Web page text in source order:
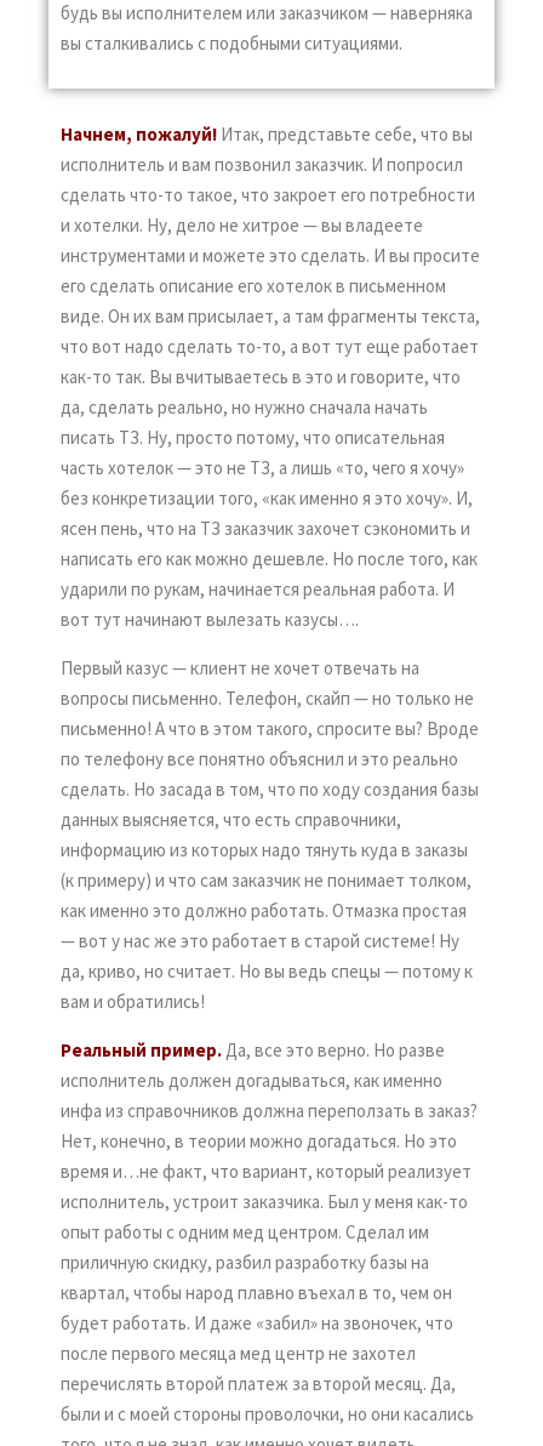
будь вы исполнителем или заказчиком — наверняка
вы сталкивались с подобными ситуациями.
Начнем, пожалуй! Итак, представьте себе, что вы
исполнитель и вам позвонил заказчик. И попросил
сделать что-то такое, что закроет его потребности
и хотелки. Ну, дело не хитрое — вы владеете
инструментами и можете это сделать. И вы просите
его сделать описание его хотелок в письменном
виде. Он их вам присылает, а там фрагменты текста,
что вот надо сделать то-то, а вот тут еще работает
как-то так. Вы вчитываетесь в это и говорите, что
да, сделать реально, но нужно сначала начать
писать ТЗ. Ну, просто потому, что описательная
часть хотелок — это не ТЗ, а лишь «то, чего я хочу»
без конкретизации того, «как именно я это хочу». И,
ясен пень, что на ТЗ заказчик захочет сэкономить и
написать его как можно дешевле. Но после того, как
ударили по рукам, начинается реальная работа. И
вот тут начинают вылезать казусы….
Первый казус — клиент не хочет отвечать на
вопросы письменно. Телефон, скайп — но только не
письменно! А что в этом такого, спросите вы? Вроде
по телефону все понятно объяснил и это реально
сделать. Но засада в том, что по ходу создания базы
данных выясняется, что есть справочники,
информацию из которых надо тянуть куда в заказы
(к примеру) и что сам заказчик не понимает толком,
как именно это должно работать. Отмазка простая
— вот у нас же это работает в старой системе! Ну
да, криво, но считает. Но вы ведь спецы — потому к
вам и обратились!
Реальный пример.Да, все это верно. Но разве
исполнитель должен догадываться, как именно
инфа из справочников должна переползать в заказ?
Нет, конечно, в теории можно догадаться. Но это
время и…не факт, что вариант, который реализует
исполнитель, устроит заказчика. Был у меня как-то
опыт работы с одним мед центром. Сделал им
приличную скидку, разбил разработку базы на
квартал, чтобы народ плавно въехал в то, чем он
будет работать. И даже «забил» на звоночек, что
после первого месяца мед центр не захотел
перечислять второй платеж за второй месяц. Да,
были и с моей стороны проволочки, но они касались